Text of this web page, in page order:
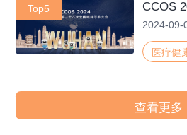
Top5
2024-09-
医疗健
查看更多